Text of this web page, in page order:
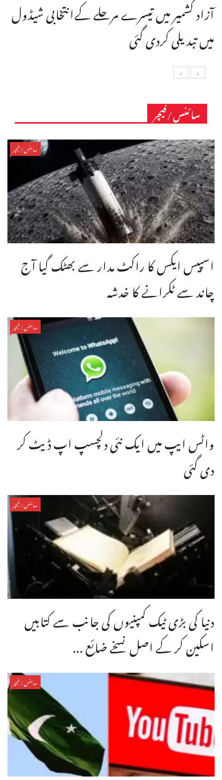
آزاد کشمیر میں تیسرے مرحلے کےانتخابی شیڈول
میں تبدیلی کردی گئی
سائنس/فیچر
سائنس/فیچر
اسپیس ایکس کا راکٹ مدار سے بھٹک گیا آج
چاند سے ٹکرانے کا خدشہ
سائنس/فیچر
واٹس ایپ میں ایک نئی دلچسپ اپ ڈیٹ کر
دی گئی
سائنس/فیچر
دنیا کی بڑی ٹیک کمپنیوں کی جانب سے کتابیں
اسکین کر کے اصل نسخے ضائع ...
سائنس/فیچر